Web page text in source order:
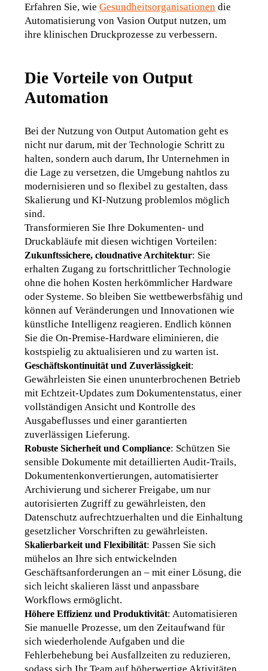
Erfahren Sie, wie Gesundheitsorganisationen die
Automatisierung von Vasion Output nutzen, um
ihre klinischen Druckprozesse zu verbessern.
Die Vorteile von Output
Automation
Bei der Nutzung von Output Automation geht es
nicht nur darum, mit der Technologie Schritt zu
halten, sondern auch darum, Ihr Unternehmen in
die Lage zu versetzen, die Umgebung nahtlos zu
modernisieren und so flexibel zu gestalten, dass
Skalierung und KI-Nutzung problemlos möglich
sind.
Transformieren Sie Ihre Dokumenten- und
Druckabläufe mit diesen wichtigen Vorteilen:
Zukunftssichere, cloudnative Architektur: Sie
erhalten Zugang zu fortschrittlicher Technologie
ohne die hohen Kosten herkömmlicher Hardware
oder Systeme. So bleiben Sie wettbewerbsfähig und
können auf Veränderungen und Innovationen wie
künstliche Intelligenz reagieren. Endlich können
Sie die On-Premise-Hardware eliminieren, die
kostspielig zu aktualisieren und zu warten ist.
Geschäftskontinuität und Zuverlässigkeit:
Gewährleisten Sie einen ununterbrochenen Betrieb
mit Echtzeit-Updates zum Dokumentenstatus, einer
vollständigen Ansicht und Kontrolle des
Ausgabeflusses und einer garantierten
zuverlässigen Lieferung.
Robuste Sicherheit und Compliance: Schützen Sie
sensible Dokumente mit detaillierten Audit-Trails,
Dokumentenkonvertierungen, automatisierter
Archivierung und sicherer Freigabe, um nur
autorisierten Zugriff zu gewährleisten, den
Datenschutz aufrechtzuerhalten und die Einhaltung
gesetzlicher Vorschriften zu gewährleisten.
Skalierbarkeit und Flexibilität: Passen Sie sich
mühelos an Ihre sich entwickelnden
Geschäftsanforderungen an – mit einer Lösung, die
sich leicht skalieren lässt und anpassbare
Workflows ermöglicht.
Höhere Effizienz und Produktivität: Automatisieren
Sie manuelle Prozesse, um den Zeitaufwand für
sich wiederholende Aufgaben und die
Fehlerbehebung bei Ausfallzeiten zu reduzieren,